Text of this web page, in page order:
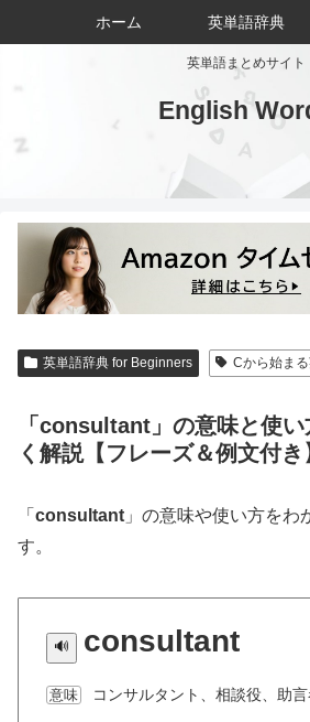
英単語まとめサイト
English
ホーム 英単語辞典
英単語辞典 for Beginners Cから始ま
「consultant」の意味と使
く解説【フレーズ＆例文付き
「 consultant 」の意味や使い方をわ
す。
consultant
意味 コンサルタント、相談役、助